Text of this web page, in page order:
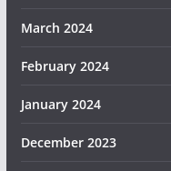
March 2024
February 2024
January 2024
December 2023